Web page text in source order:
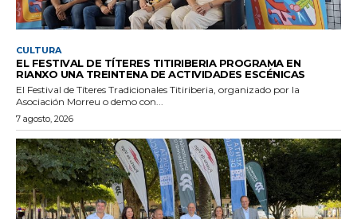
CULTURA
EL FESTIVAL DE TÍTERES TITIRIBERIA PROGRAMA EN
RIANXO UNA TREINTENA DE ACTIVIDADES ESCÉNICAS
El Festival de Títeres Tradicionales Titiriberia, organizado por la
Asociación Morreu o demo con...
7 agosto, 2026